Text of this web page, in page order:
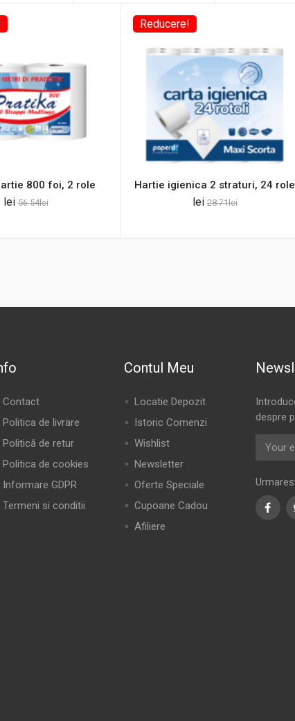
800 foi, 2 role
lei 56.54lei
Reducere!
Hartie igienica 2 straturi, 24 role
lei 28.71lei
Contact
Politica de livrare
Politică de retur
Politica de cookies
Informare GDPR
Termeni si conditii
Contul Meu
Locatie Depozit
Istoric Comenzi
Wishlist
Newsletter
Oferte Speciale
Cupoane Cadou
Afiliere
despre